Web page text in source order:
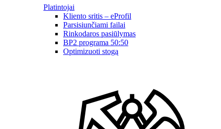
Platintojai
Kliento sritis – eProfil
Parsisiunčiami failai
Rinkodaros pasiūlymas
BP2 programa 50:50
Optimizuoti stogą